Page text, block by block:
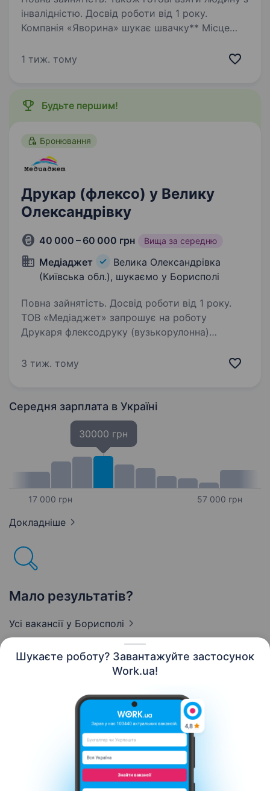
Шукаєте роботу? Завантажуйте застосунок
Work.ua!
інвалідністю. Досвід роботи від 1 року.
Компанія «Яворина» шукає швачку** Місце
роботи від 1 року Готові взяти без освіти
1 тиж. тому
Будьте першим!
Бронювання
Друкар (флексо) у Велику
Олександрівку
40 000 – 60 000 грн Вища за середню
Медіаджет
Велика Олександрівка
(Київська обл.), шукаємо у Борисполі
Повна зайнятість. Досвід роботи від 1 року.
ТОВ «Медіаджет» запрошує на роботу
Друкаря флексодруку (вузькорулонна)
перенавчання з офсетного друку) Умови
3 тиж. тому
Середня зарплата в Україні
17 000 грн
30000 грн
57 000 грн
Докладніше
Мало результатів?
Усі вакансії у Борисполі
Контакти Про нас Кар’єра